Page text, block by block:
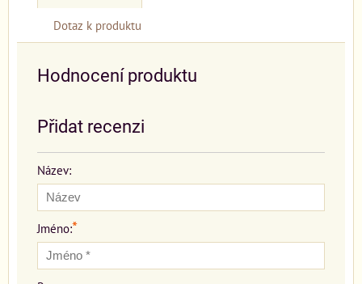
Dotaz k produktu
Hodnocení produktu
Přidat recenzi
Název:
Jméno:*